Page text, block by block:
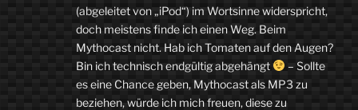
(abgeleitet von „iPod“) im Wortsinne widerspricht,
doch meistens finde ich einen Weg. Beim
Mythocast nicht. Hab ich Tomaten auf den Augen?
Bin ich technisch endgültig abgehängt
– Sollte
es eine Chance geben, Mythocast als MP3 zu
beziehen, würde ich mich freuen, diese zu